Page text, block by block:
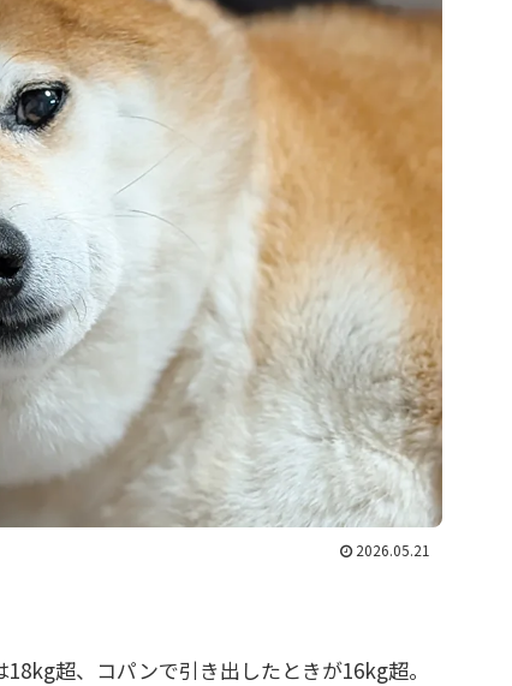
2026.05.21
超、コパンで引き出したときが16kg超。